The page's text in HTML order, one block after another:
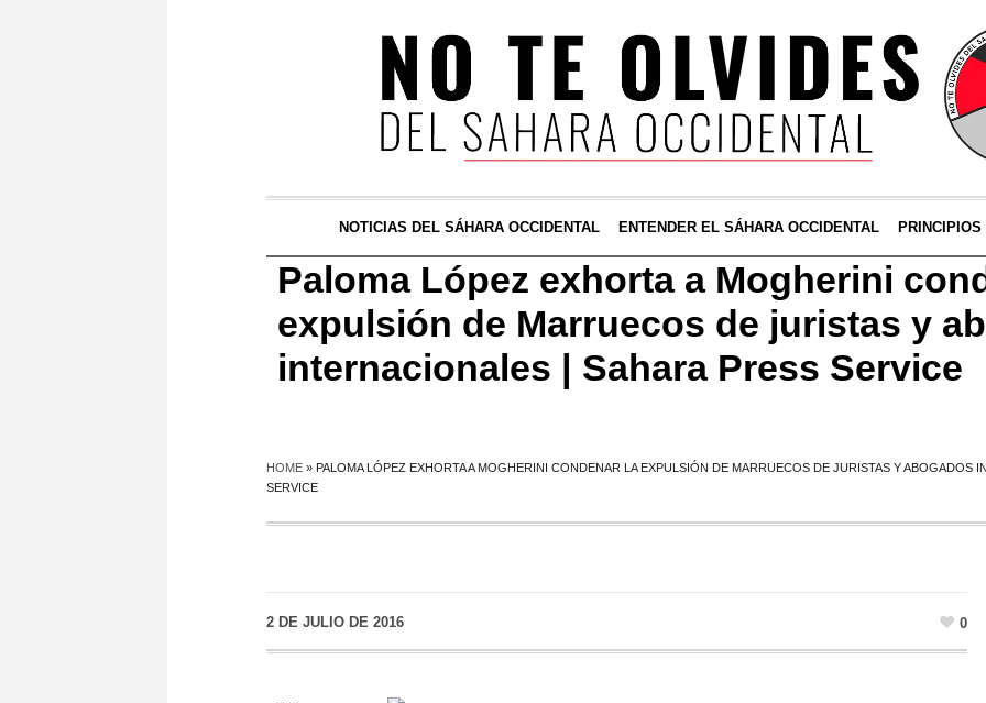
NOTICIAS DEL SÁHARA OCCIDENTAL ENTENDER EL SÁHARA OCCIDENTAL
Paloma López exhorta a Mogherini
expulsión de Marruecos de juristas y
internacionales | Sahara Press Service
HOME » PALOMA LÓPEZ EXHORTA A MOGHERINI CONDENAR LA EXPULSIÓN DE MARRUECOS DE JURISTAS Y ABOGADOS
SERVICE
2 DE JULIO DE 2016 0